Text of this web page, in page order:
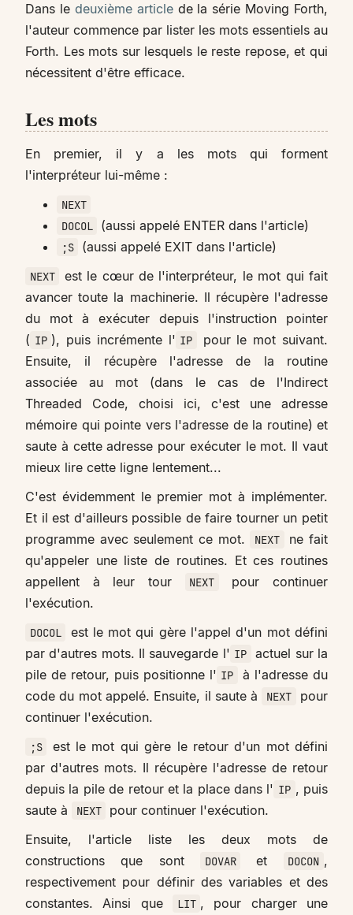
Dans le deuxième articlede la série Moving Forth,
l'auteur commence par lister les mots essentiels au
Forth. Les mots sur lesquels le reste repose, et qui
nécessitent d'être efficace.
Les mots
En premier, il y a les mots qui forment
l'interpréteur lui-même :
NEXT
DOCOL
(aussi appelé ENTER dans l'article)
;S (aussi appelé EXIT dans l'article)
NEXT
est le cœur de l'interpréteur, le mot qui fait
avancer toute la machinerie. Il récupère l'adresse
du mot à exécuter depuis l'instruction pointer
( IP ), puis incrémente l' IP
pour le mot suivant.
Ensuite, il récupère l'adresse de la routine
associée au mot (dans le cas de l'Indirect
Threaded Code, choisi ici, c'est une adresse
mémoire qui pointe vers l'adresse de la routine) et
saute à cette adresse pour exécuter le mot. Il vaut
mieux lire cette ligne lentement...
C'est évidemment le premier mot à implémenter.
Et il est d'ailleurs possible de faire tourner un petit
programme avec seulement ce mot.
NEXT
ne fait
qu'appeler une liste de routines. Et ces routines
appellent à leur tour
NEXT
pour continuer
l'exécution.
DOCOL
est le mot qui gère l'appel d'un mot défini
par d'autres mots. Il sauvegarde l' IP
actuel sur la
pile de retour, puis positionne l' IP
à l'adresse du
code du mot appelé. Ensuite, il saute à
NEXT
pour
continuer l'exécution.
;S
est le mot qui gère le retour d'un mot défini
par d'autres mots. Il récupère l'adresse de retour
depuis la pile de retour et la place dans l' IP , puis
saute à
NEXT
pour continuer l'exécution.
Ensuite, l'article liste les deux mots de
constructions que sont
DOVAR et DOCON ,
respectivement pour définir des variables et des
constantes. Ainsi que
LIT , pour charger une